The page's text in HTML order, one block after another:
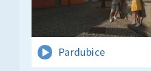
Pardubice